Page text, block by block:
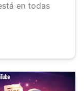
en todas